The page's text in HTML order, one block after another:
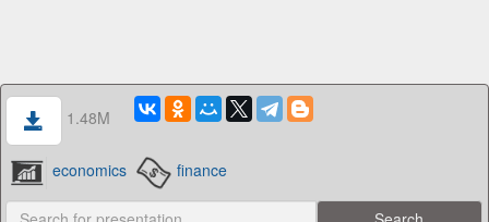
1.48M
economics finance